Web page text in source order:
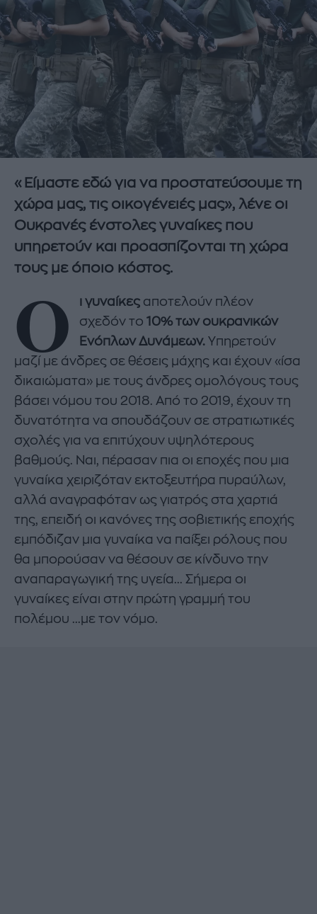
«Είμαστε εδώ για να προστατεύσουμε τη
χώρα μας, τις οικογένειές μας», λένε οι
Ουκρανές ένστολες γυναίκες που
υπηρετούν και προασπίζονται τη χώρα
τους με όποιο κόστος.
Ο ι γυναίκες αποτελούν πλέον
σχεδόν το10% των ουκρανικών
Ενόπλων Δυνάμεων. Υπηρετούν
μαζί με άνδρες σε θέσεις μάχης και έχουν «ίσα
δικαιώματα» με τους άνδρες ομολόγους τους
βάσει νόμου του 2018. Από το 2019, έχουν τη
δυνατότητα να σπουδάζουν σε στρατιωτικές
σχολές για να επιτύχουν υψηλότερους
βαθμούς. Ναι, πέρασαν πια οι εποχές που μια
γυναίκα χειριζόταν εκτοξευτήρα πυραύλων,
αλλά αναγραφόταν ως γιατρός στα χαρτιά
της, επειδή οι κανόνες της σοβιετικής εποχής
εμπόδιζαν μια γυναίκα να παίξει ρόλους που
θα μπορούσαν να θέσουν σε κίνδυνο την
αναπαραγωγική της υγεία... Σήμερα οι
γυναίκες είναι στην πρώτη γραμμή του
πολέμου ...με τον νόμο.